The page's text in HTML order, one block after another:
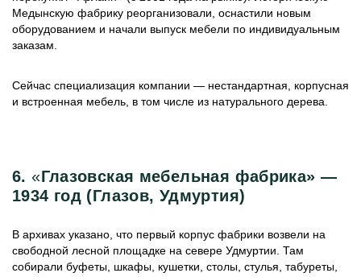
Медынскую фабрику реорганизовали, оснастили новым
оборудованием и начали выпуск мебели по индивидуальным
заказам.
Сейчас специализация компании — нестандартная, корпусная
и встроенная мебель, в том числе из натурального дерева.
6. «Глазовская мебельная фабрика» —
1934 год (Глазов, Удмуртия)
В архивах указано, что первый корпус фабрики возвели на
свободной лесной площадке на севере Удмуртии. Там
собирали буфеты, шкафы, кушетки, столы, стулья, табуреты,